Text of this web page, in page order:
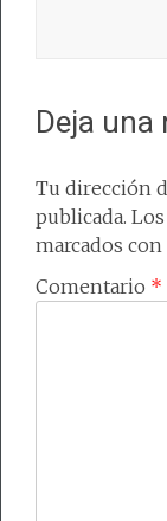
Deja una
Tu dirección
publicada.
marcados con
Comentario *